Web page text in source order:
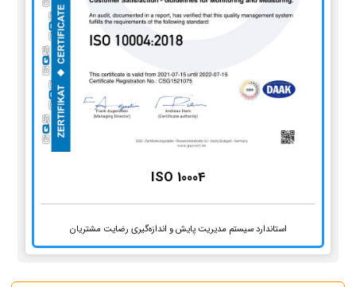
ISO 10004
استاندارد سیستم مدیریت پایش و اندازه‌گیری رضایت مشتریان